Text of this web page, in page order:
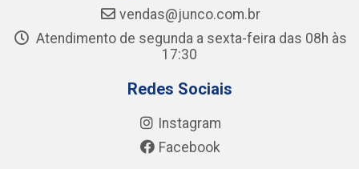
vendas@junco.com.br
Atendimento de segunda a sexta-feira das 08h às
17:30
Redes Sociais
Instagram
Facebook